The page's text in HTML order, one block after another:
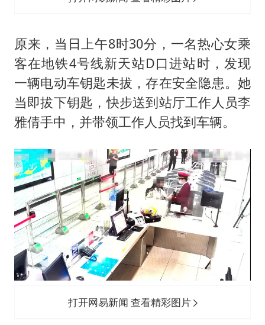
原来，当日上午8时30分，一名热心女乘
客在地铁4号线新天站D口进站时，发现
一辆电动车钥匙未拔，存在安全隐患。她
当即拔下钥匙，快步送到站厅工作人员李
雅倩手中，并带领工作人员找到车辆。
打开网易新闻 查看精彩图片